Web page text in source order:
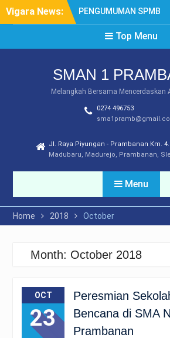
Vigara News:
PENGUMUMAN SPMB
TAHUN 2026
SYARAT DAN
LEGALISIR
TAHUN 2025
PEMBATASAN
PENGGUNAAN GAWAI
Top Menu
SMAN 1
Melangkah Bersama Mencerdaskan
0274 496753
Jl. Raya Piyungan - Prambanan Km.
Madubaru, Madurejo, Prambanan,
Menu
Home 2018 October
Month: October 2018
OCT
23
Peresmian
Bencana di SMA
Prambanan